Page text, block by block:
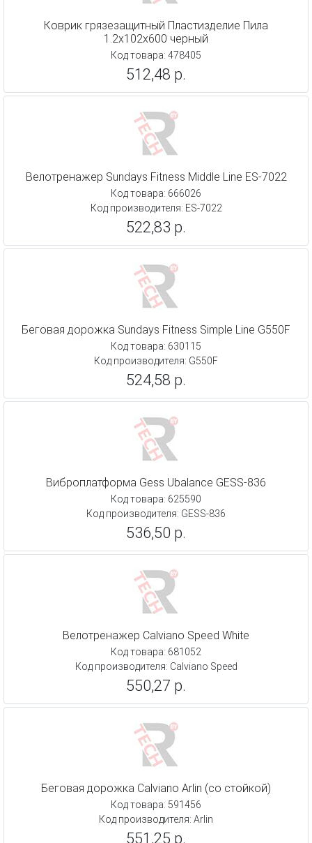
Коврик грязезащитный Пластизделие Пила
1.2x102x600 черный
Код товара: 478405
512,48 р.
Велотренажер Sundays Fitness Middle Line ES-7022
Код товара: 666026
Код производителя: ES-7022
522,83 р.
Беговая дорожка Sundays Fitness Simple Line G550F
Код товара: 630115
Код производителя: G550F
524,58 р.
Виброплатформа Gess Ubalance GESS-836
Код товара: 625590
Код производителя: GESS-836
536,50 р.
Велотренажер Calviano Speed White
Код товара: 681052
Код производителя: Calviano Speed
550,27 р.
Беговая дорожка Calviano Arlin (со стойкой)
Код товара: 591456
Код производителя: Arlin
551,25 р.